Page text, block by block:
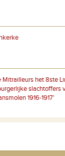
Mitrailleurs het 8ste
slachtoffers
1916-1917'